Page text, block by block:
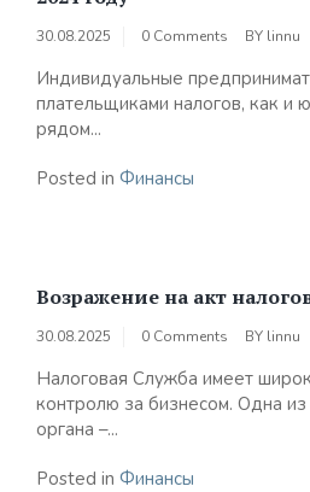
30.08.2025 0 Comments BY linnu
Индивидуальные
плательщиками налогов, как и
рядом...
Posted in Финансы
Возражение на акт
30.08.2025 0 Comments BY linnu
Налоговая Служба имеет
контролю за бизнесом. Одна
органа –...
Posted in Финансы